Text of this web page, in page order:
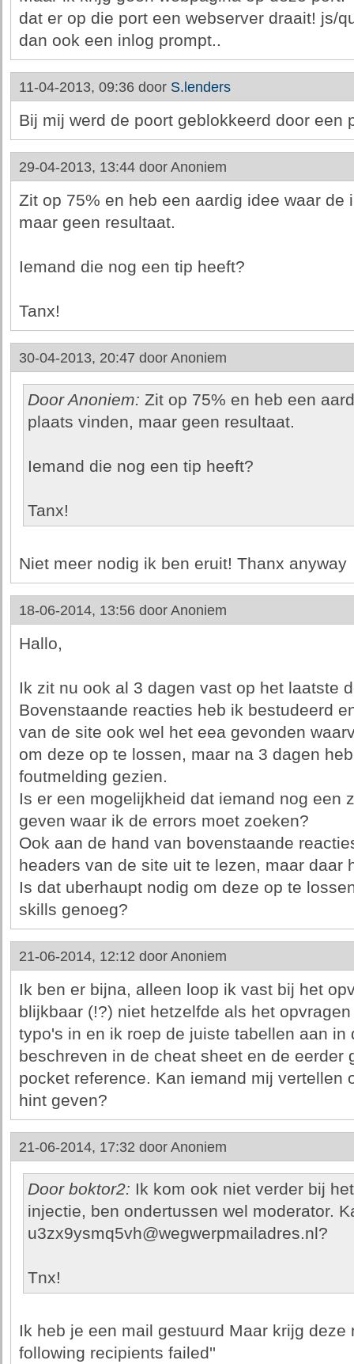
dat er op die port een webserver draait! js/
dan ook een inlog prompt..
11-04-2013, 09:36 door S.lenders
Bij mij werd de poort geblokkeerd door een
29-04-2013, 13:44 door Anoniem
Zit op 75% en heb een aardig idee waar de
maar geen resultaat.
Iemand die nog een tip heeft?
Tanx!
30-04-2013, 20:47 door Anoniem
Door Anoniem: Zit op 75% en heb een
plaats vinden, maar geen resultaat.
Iemand die nog een tip heeft?
Tanx!
Niet meer nodig ik ben eruit! Thanx anyway
18-06-2014, 13:56 door Anoniem
Hallo,
Ik zit nu ook al 3 dagen vast op het laatste
Bovenstaande reacties heb ik bestudeerd
van de site ook wel het eea gevonden
om deze op te lossen, maar na 3 dagen
foutmelding gezien.
Is er een mogelijkheid dat iemand nog een
geven waar ik de errors moet zoeken?
Ook aan de hand van bovenstaande
headers van de site uit te lezen, maar daar
Is dat uberhaupt nodig om deze op te
skills genoeg?
21-06-2014, 12:12 door Anoniem
Ik ben er bijna, alleen loop ik vast bij het
blijkbaar (!?) niet hetzelfde als het
typo's in en ik roep de juiste tabellen aan in
beschreven in de cheat sheet en de eerder
pocket reference. Kan iemand mij vertellen
hint geven?
21-06-2014, 17:32 door Anoniem
Door boktor2: Ik kom ook niet verder bij
injectie, ben ondertussen wel moderator.
u3zx9ysmq5vh@wegwerpmailadres.nl?
Tnx!
Ik heb je een mail gestuurd Maar krijg deze
following recipients failed''